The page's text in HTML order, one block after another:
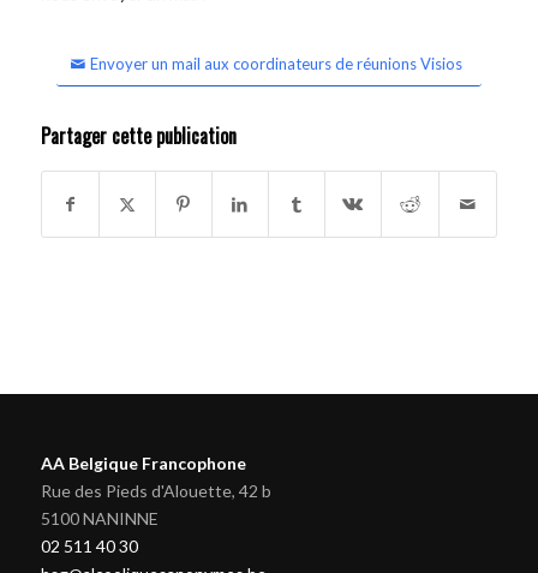
Envoyer un mail aux coordinateurs de réunions Visios
Partager cette publication
AA Belgique Francophone
Rue des Pieds d'Alouette, 42 b
5100 NANINNE
02 511 40 30